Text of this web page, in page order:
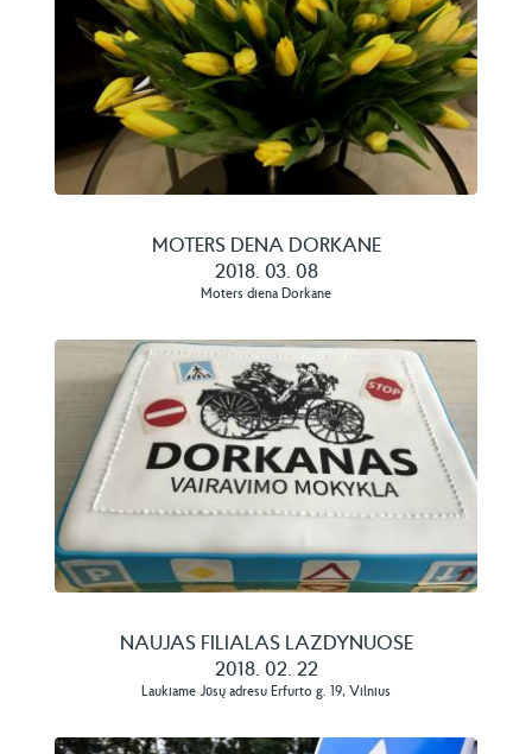
MOTERS DENA DORKANE
2018. 03. 08
Moters diena Dorkane
NAUJAS FILIALAS LAZDYNUOSE
2018. 02. 22
Laukiame Jūsų adresu Erfurto g. 19, Vilnius